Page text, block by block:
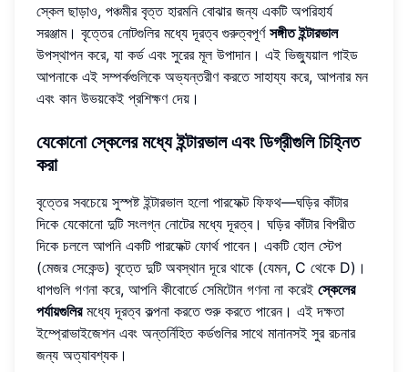
স্কেল ছাড়াও, পঞ্চমীর বৃত্ত হারমনি বোঝার জন্য একটি অপরিহার্য
সরঞ্জাম। বৃত্তের নোটগুলির মধ্যে দূরত্ব গুরুত্বপূর্ণ সঙ্গীত ইন্টারভাল
উপস্থাপন করে, যা কর্ড এবং সুরের মূল উপাদান। এই ভিজ্যুয়াল গাইড
আপনাকে এই সম্পর্কগুলিকে অভ্যন্তরীণ করতে সাহায্য করে, আপনার মন
এবং কান উভয়কেই প্রশিক্ষণ দেয়।
যেকোনো স্কেলের মধ্যে ইন্টারভাল এবং ডিগ্রীগুলি চিহ্নিত
করা
বৃত্তের সবচেয়ে সুস্পষ্ট ইন্টারভাল হলো পারফেক্ট ফিফথ—ঘড়ির কাঁটার
দিকে যেকোনো দুটি সংলগ্ন নোটের মধ্যে দূরত্ব। ঘড়ির কাঁটার বিপরীত
দিকে চললে আপনি একটি পারফেক্ট ফোর্থ পাবেন। একটি হোল স্টেপ
(মেজর সেকেন্ড) বৃত্তে দুটি অবস্থান দূরে থাকে (যেমন, C থেকে D)।
ধাপগুলি গণনা করে, আপনি কীবোর্ডে সেমিটোন গণনা না করেই স্কেলের
পর্যায়গুলিরমধ্যে দূরত্ব কল্পনা করতে শুরু করতে পারেন। এই দক্ষতা
ইম্প্রোভাইজেশন এবং অন্তর্নিহিত কর্ডগুলির সাথে মানানসই সুর রচনার
জন্য অত্যাবশ্যক।